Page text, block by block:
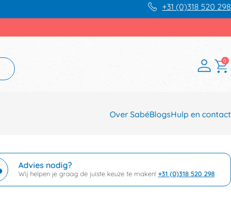
+31 (0)318 520 298
0
Over SabéBlogsHulp en contact
Advies nodig?
Wij helpen je graag de juiste keuze te maken! +31 (0)318 520 298